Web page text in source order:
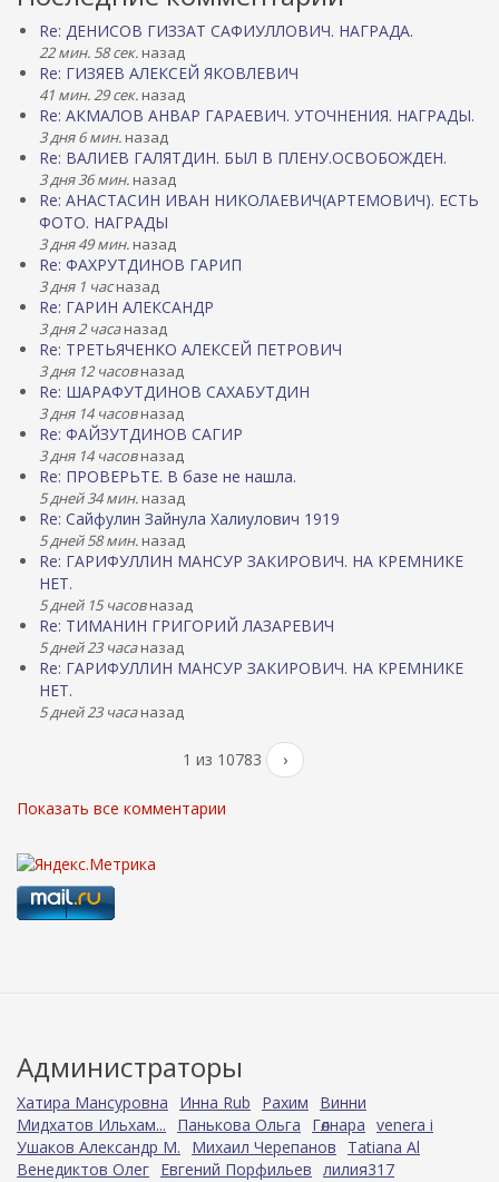
Re: ДЕНИСОВ ГИЗЗАТ САФИУЛЛОВИЧ. НАГРАДА.
22 мин. 58 сек. назад
Re: ГИЗЯЕВ АЛЕКСЕЙ ЯКОВЛЕВИЧ
41 мин. 29 сек. назад
Re: АКМАЛОВ АНВАР ГАРАЕВИЧ. УТОЧНЕНИЯ. НАГРАДЫ.
3 дня 6 мин. назад
Re: ВАЛИЕВ ГАЛЯТДИН. БЫЛ В ПЛЕНУ.ОСВОБОЖДЕН.
3 дня 36 мин. назад
Re: АНАСТАСИН ИВАН НИКОЛАЕВИЧ(АРТЕМОВИЧ). ЕСТЬ
ФОТО. НАГРАДЫ
3 дня 49 мин. назад
Re: ФАХРУТДИНОВ ГАРИП
3 дня 1 часназад
Re: ГАРИН АЛЕКСАНДР
3 дня 2 часаназад
Re: ТРЕТЬЯЧЕНКО АЛЕКСЕЙ ПЕТРОВИЧ
3 дня 12 часовназад
Re: ШАРАФУТДИНОВ САХАБУТДИН
3 дня 14 часовназад
Re: ФАЙЗУТДИНОВ САГИР
3 дня 14 часовназад
Re: ПРОВЕРЬТЕ. В базе не нашла.
5 дней 34 мин. назад
Re: Сайфулин Зайнула Халиулович 1919
5 дней 58 мин. назад
Re: ГАРИФУЛЛИН МАНСУР ЗАКИРОВИЧ. НА КРЕМНИКЕ
НЕТ.
5 дней 15 часовназад
Re: ТИМАНИН ГРИГОРИЙ ЛАЗАРЕВИЧ
5 дней 23 часаназад
Re: ГАРИФУЛЛИН МАНСУР ЗАКИРОВИЧ. НА КРЕМНИКЕ
НЕТ.
5 дней 23 часаназад
1 из 10783 ›
Показать все комментарии
Администраторы
Хатира Мансуровна Инна Rub Рахим
Винни
Мидхатов Ильхам...
Панькова Ольга Гөлнара venera i
Ушаков Александр М.
Михаил Черепанов
Tatiana Al
Венедиктов Олег Евгений Порфильев лилия317